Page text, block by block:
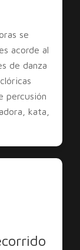
se
acorde al
de danza
percusión
kata,